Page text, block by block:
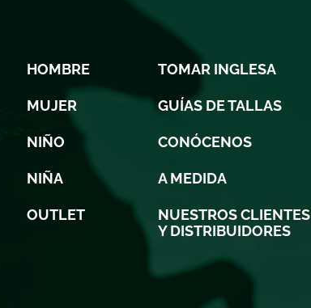
HOMBRE
MUJER
NIÑO
NIÑA
OUTLET
TOMAR INGLESA
GUÍAS DE TALLAS
CONÓCENOS
A MEDIDA
NUESTROS CLIENTES
Y DISTRIBUIDORES